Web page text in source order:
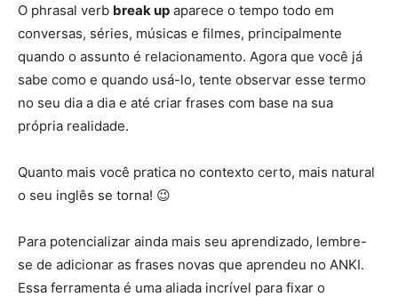
O phrasal verb break up aparece o tempo todo em
conversas, séries, músicas e filmes, principalmente
quando o assunto é relacionamento. Agora que você já
sabe como e quando usá-lo, tente observar esse termo
no seu dia a dia e até criar frases com base na sua
própria realidade.
Quanto mais você pratica no contexto certo, mais natural
o seu inglês se torna! 😉
Para potencializar ainda mais seu aprendizado, lembre-
se de adicionar as frases novas que aprendeu no ANKI.
Essa ferramenta é uma aliada incrível para fixar o